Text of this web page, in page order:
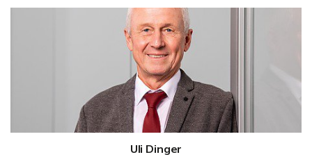
Uli Dinger